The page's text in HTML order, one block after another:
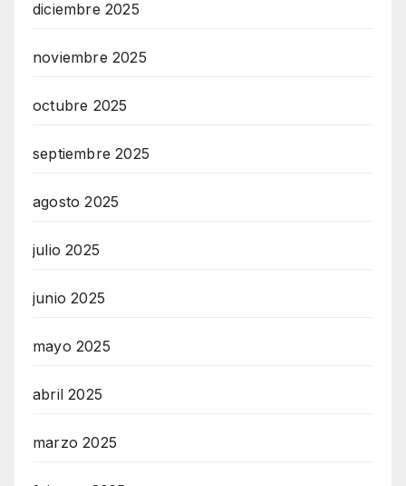
diciembre 2025
noviembre 2025
octubre 2025
septiembre 2025
agosto 2025
julio 2025
junio 2025
mayo 2025
abril 2025
marzo 2025